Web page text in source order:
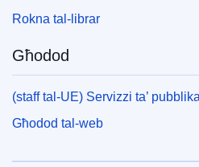
Rokna tal-librar
Għodod
(staff tal-UE) Servizzi ta’
Għodod tal-web